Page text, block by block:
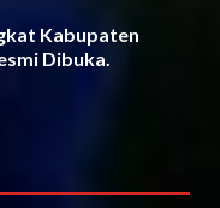
Kabupaten
Dibuka.